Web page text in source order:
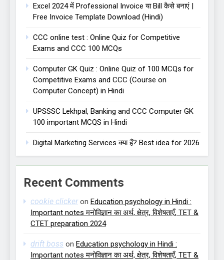
Excel 2024 में Professional Invoice या Bill कैसे बनाएं |
Free Invoice Template Download (Hindi)
CCC online test : Online Quiz for Competitive
Exams and CCC 100 MCQs
Computer GK Quiz : Online Quiz of 100 MCQs for
Competitive Exams and CCC (Course on
Computer Concept) in Hindi
UPSSSC Lekhpal, Banking and CCC Computer GK
100 important MCQS in Hindi
Digital Marketing Services क्या हैं? Best idea for 2026
Recent Comments
cookie clickeron Education psychology in Hindi :
Important notes मनोविज्ञान का अर्थ, क्षेत्र, विशेषताएँ, TET &
CTET preparation 2024
drift boss on Education psychology in Hindi :
Important notes मनोविज्ञान का अर्थ, क्षेत्र, विशेषताएँ, TET &